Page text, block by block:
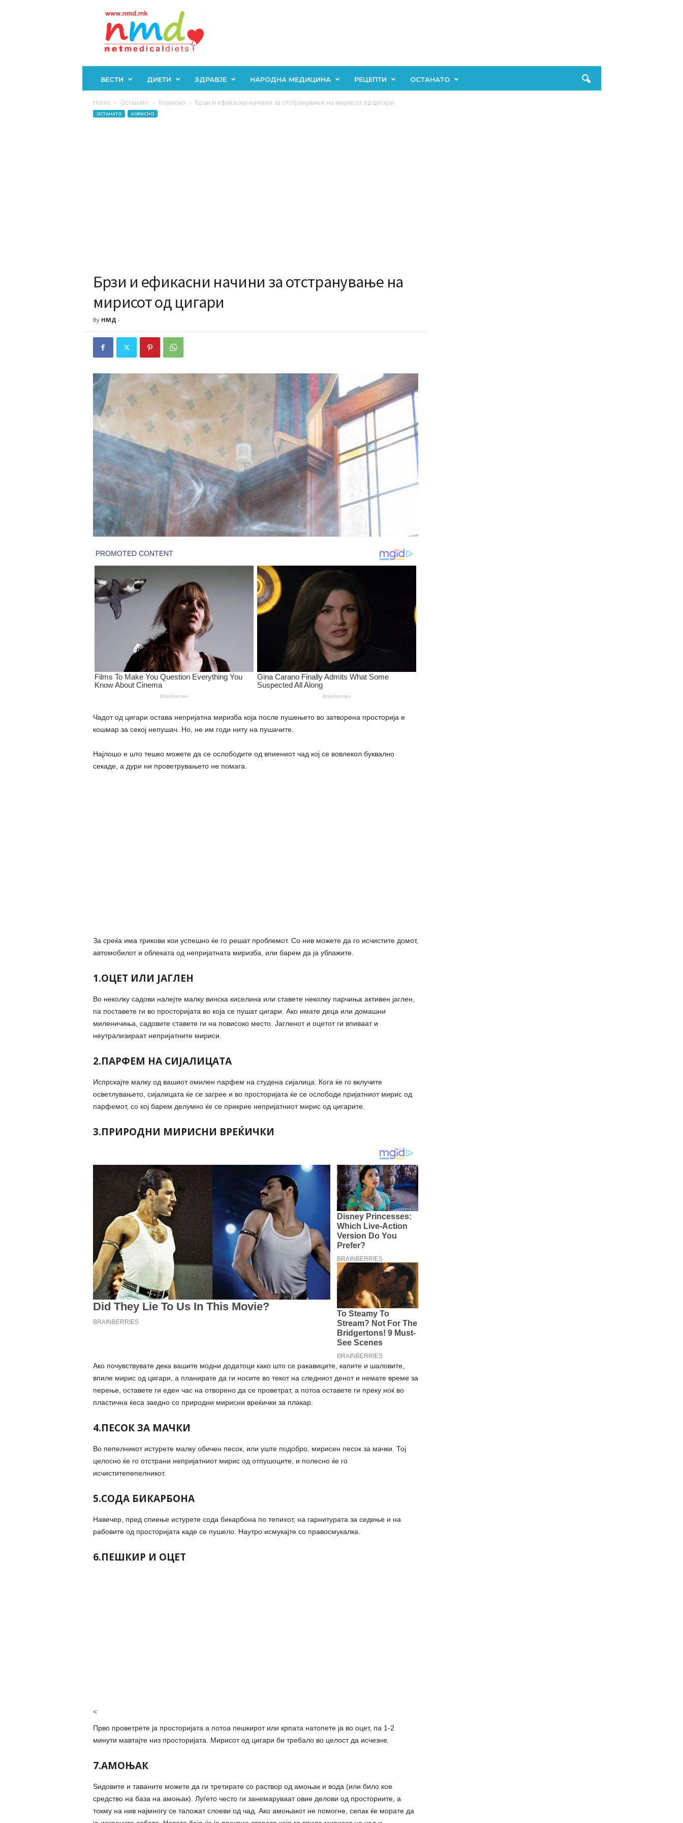
ВЕСТИ ДИЕТИ ЗДРАВЈЕ НАРОДНА МЕДИЦИНА РЕЦЕПТИ ОСТАНАТО
Home Останато Корисно Брзи и ефикасни начини за отстранување на мирисот од цигари
ОСТАНАТО КОРИСНО
Брзи и ефикасни начини за отстранување на
мирисот од цигари
By НМД -
Чадот од цигари остава непријатна миризба која после пушењето во затворена просторија е
кошмар за секој непушач. Но, не им годи ниту на пушачите.
Најлошо е што тешко можете да се ослободите од впиениот чад кој се вовлекол буквално
секаде, а дури ни проветрувањето не помага.
За среќа има трикови кои успешно ќе го решат проблемот. Со нив можете да го исчистите домот,
автомобилот и облеката од непријатната миризба, или барем да ја ублажите.
1.ОЦЕТ ИЛИ ЈАГЛЕН
Во неколку садови налејте малку винска киселина или ставете неколку парчиња активен јаглен,
па поставете ги во просторијата во која се пушат цигари. Ако имате деца или домашни
миленичиња, садовите ставете ги на повисоко место. Јагленот и оцетот ги впиваат и
неутрализираат непријатните мириси.
2.ПАРФЕМ НА СИЈАЛИЦАТА
Испрскајте малку од вашиот омилен парфем на студена сијалица. Кога ќе го вклучите
осветлувањето, сијалицата ќе се загрее и во просторијата ќе се ослободи пријатниот мирис од
парфемот, со кој барем делумно ќе се прикрие непријатниот мирис од цигарите.
3.ПРИРОДНИ МИРИСНИ ВРЕЌИЧКИ
Ако почувствувате дека вашите модни додатоци како што се ракавиците, капите и шаловите,
впиле мирис од цигари, а планирате да ги носите во текот на следниот денот и немате време за
перење, оставете ги еден час на отворено да се проветрат, а потоа оставете ги преку ноќ во
пластична ќеса заедно со природни мирисни вреќички за плакар.
4.ПЕСОК ЗА МАЧКИ
Во пепелникот истурете малку обичен песок, или уште подобро, мирисен песок за мачки. Тој
целосно ќе го отстрани непријатниот мирис од отпушоците, и полесно ќе го
исчиститепепелникот.
5.СОДА БИКАРБОНА
Навечер, пред спиење истурете сода бикарбона по тепихот, на гарнитурата за седење и на
рабовите од просторијата каде се пушело. Наутро исмукајте со правосмукалка.
6.ПЕШКИР И ОЦЕТ
<
Прво проветрете ја просторијата а потоа пешкирот или крпата натопете ја во оцет, па 1-2
минути мавтајте низ просторијата. Мирисот од цигари би требало во целост да исчезне.
7.АМОЊАК
Ѕидовите и таваните можете да ги третирате со раствор од амоњак и вода (или било кое
средство на база на амоњак). Луѓето често ги занемаруваат овие делови од просториите, а
токму на нив најмногу се таложат слоеви од чад. Ако амоњакот не помогне, сепак ќе морате да